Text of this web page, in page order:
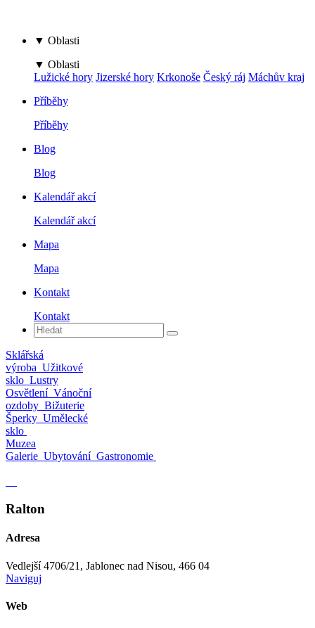
▼ Oblasti
▼ Oblasti
Lužické hory Jizerské hory Krkonoše Český ráj Máchův kraj
Příběhy
Příběhy
Blog
Blog
Kalendář akcí
Kalendář akcí
Mapa
Mapa
Kontakt
Kontakt
Sklářská
výroba Užitkové
sklo Lustry
Osvětlení Vánoční
ozdoby Bižuterie
Šperky Umělecké
sklo
Muzea
Galerie Ubytování Gastronomie
Ralton
Adresa
Vedlejší 4706/21, Jablonec nad Nisou, 466 04
Naviguj
Web